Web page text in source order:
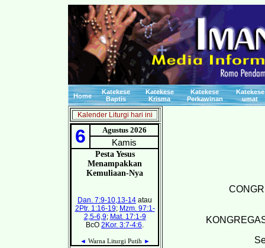
Home
Katekese
Baptis
Katekese
Krisma
Katekese
Perkawinan
Katekese
umat
Kalender Liturgi hari ini